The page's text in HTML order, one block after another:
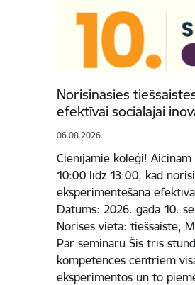
Norisināsies
efektīvai sociālajai
06.08.2026.
Cienījamie kolēģi!
10:00 līdz 13:00, kad
eksperimentēšana
Datums: 2026. gada 10.
Norises vieta: tiešsaistē,
Par semināru Šis trīs
kompetences centriem
eksperimentos un to